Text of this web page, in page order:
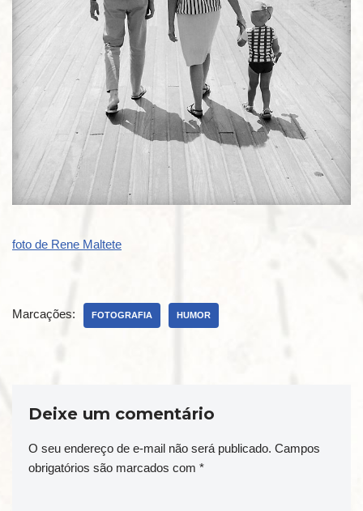
foto de Rene Maltete
Marcações: FOTOGRAFIA HUMOR
Deixe um comentário
O seu endereço de e-mail não será publicado. Campos
obrigatórios são marcados com *